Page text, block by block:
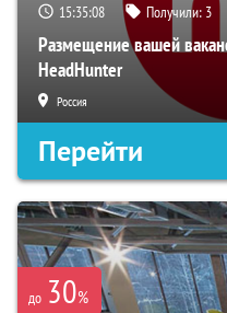
15:35:06 Получили: 3
Размещение вашей
HeadHunter
Россия
Перейти
до 30%